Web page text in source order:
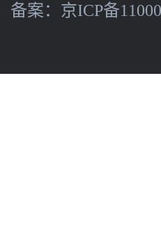
备案： 京ICP备